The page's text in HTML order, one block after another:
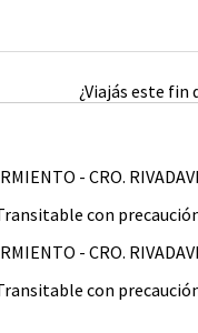
- CRO.
con
- CRO.
con